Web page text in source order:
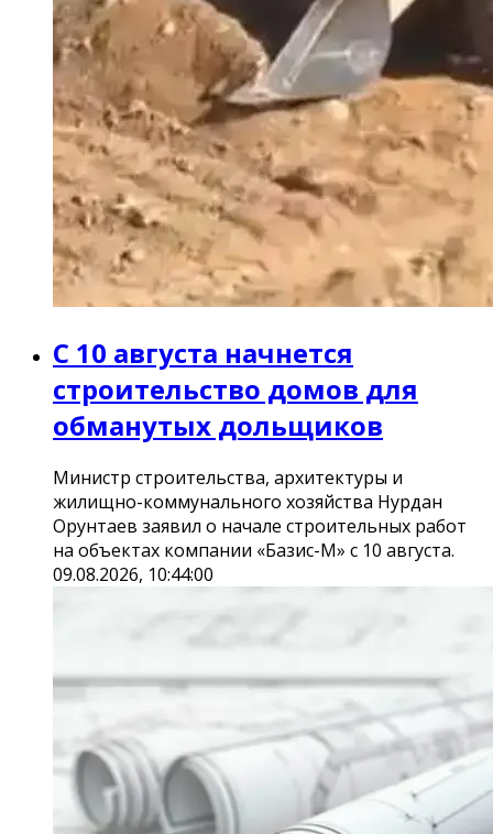
С 10 августа начнется
строительство домов для
обманутых дольщиков
Министр строительства, архитектуры и
жилищно-коммунального хозяйства Нурдан
Орунтаев заявил о начале строительных работ
на объектах компании «Базис-М» с 10 августа.
09.08.2026, 10:44:00